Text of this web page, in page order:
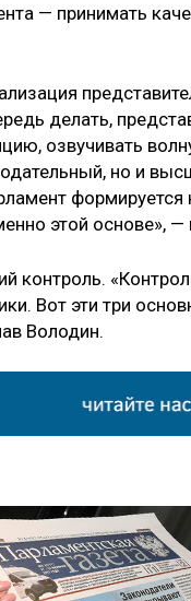
— принимать
делать,
озвучивать
но и
формируется
этой основе», —
контроль.
Вот эти три
Володин.